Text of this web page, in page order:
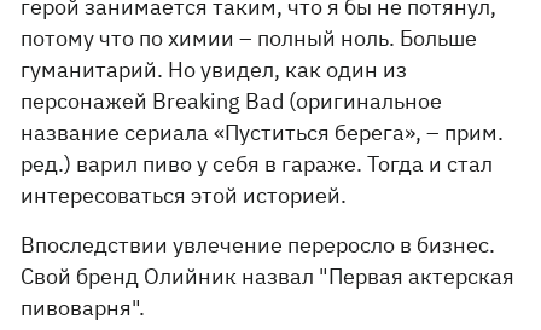
герой занимается таким, что я бы не потянул,
потому что по химии – полный ноль. Больше
гуманитарий. Но увидел, как один из
персонажей Breaking Bad (оригинальное
название сериала «Пуститься берега», – прим.
ред.) варил пиво у себя в гараже. Тогда и стал
интересоваться этой историей.
Впоследствии увлечение переросло в бизнес.
Свой бренд Олийник назвал "Первая актерская
пивоварня".